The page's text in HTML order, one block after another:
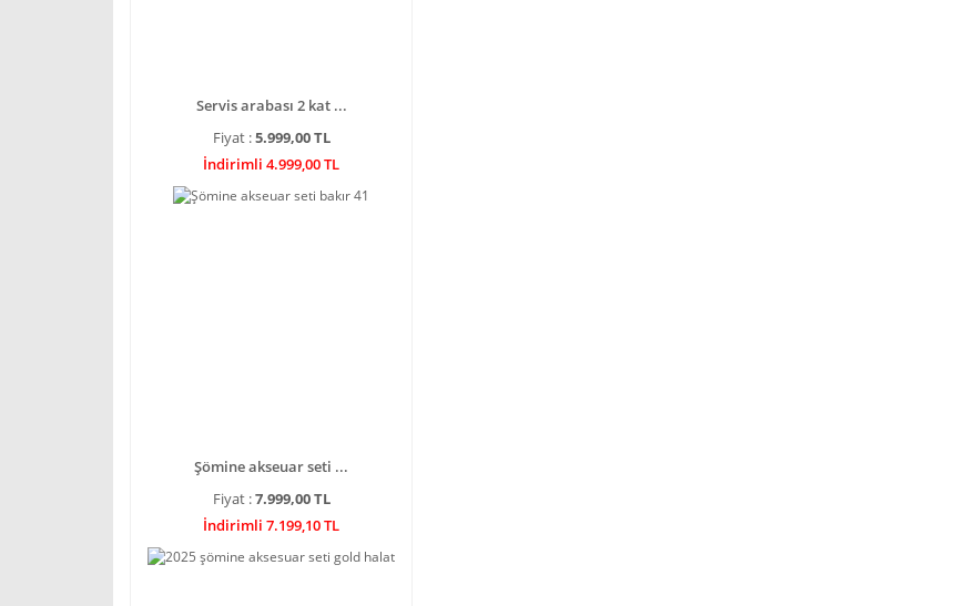
Servis arabası 2 kat ...
Fiyat :5.999,00 TL
İndirimli 4.999,00 TL
Şömine akseuar seti ...
Fiyat :7.999,00 TL
İndirimli 7.199,10 TL